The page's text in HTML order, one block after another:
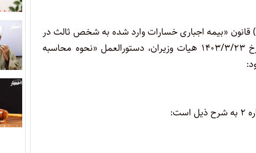
شورای عالی بیمه در جلسه مورخ ۱۴۰۳/۸/۲ به استناد ماده (۷) آیین نامه اجرایی ماده (۳۰) قانون «بیمه اجباری خسارات وارد شده به شخص ثالث در
اثر حوادث ناشی از وسایل نقلیه» موضوع تصویب نامه شماره ۵۰۲۶۸/ت۶۲۴۹۵ هـ مورخ ۱۴۰۳/۳/۲۳ هیات وزیران، دستورالعمل «نحوه محاسبه